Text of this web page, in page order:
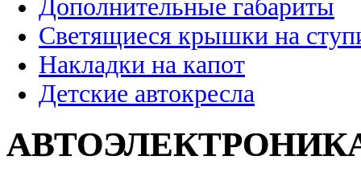
Дополнительные габариты
Светящиеся крышки на
Накладки на капот
Детские автокресла